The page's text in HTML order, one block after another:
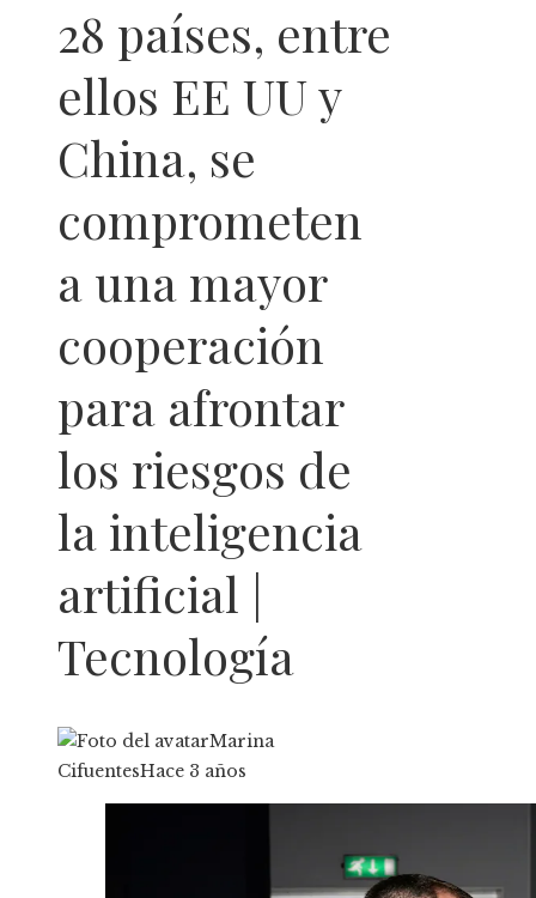
28 países, entre
ellos EE UU y
China, se
comprometen
a una mayor
cooperación
para afrontar
los riesgos de
la inteligencia
artificial |
Tecnología
Marina
CifuentesHace 3 años